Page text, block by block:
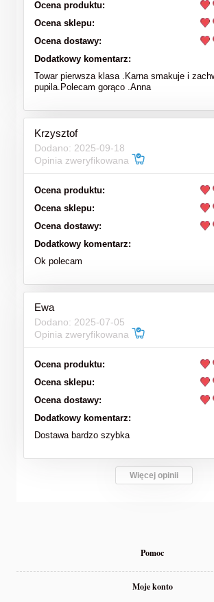
Ocena produktu:
Ocena sklepu:
Ocena dostawy:
Dodatkowy komentarz:
Towar pierwsza klasa .Karna smakuje i
pupila.Polecam gorąco .Anna
Krzysztof
Dodano: 2025-09-18
Opinia zweryfikowana
Ocena produktu:
Ocena sklepu:
Ocena dostawy:
Dodatkowy komentarz:
Ok polecam
Ewa
Dodano: 2025-07-05
Opinia zweryfikowana
Ocena produktu:
Ocena sklepu:
Ocena dostawy:
Dodatkowy komentarz:
Dostawa bardzo szybka
Więcej opinii
Pomoc
Moje konto